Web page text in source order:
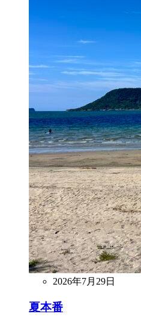
2026年7月29日
夏本番